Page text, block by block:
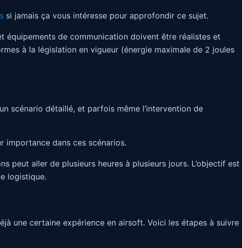
si jamais ça vous intéresse pour approfondir ce sujet.
équipements de communication doivent être réalistes et
à la législation en vigueur (énergie maximale de 2 joules
scénario détaillé, et parfois même l’intervention de
importance dans ces scénarios.
peut aller de plusieurs heures à plusieurs jours. L’objectif est
logistique.
une certaine expérience en airsoft. Voici les étapes à suivre